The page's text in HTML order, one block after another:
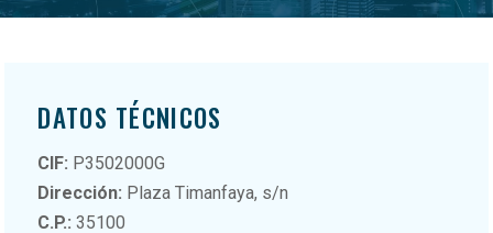
DATOS TÉCNICOS
CIF: P3502000G
Dirección: Plaza Timanfaya, s/n
C.P.: 35100